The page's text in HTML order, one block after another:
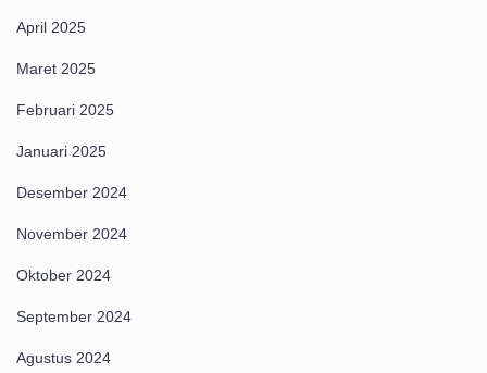
April 2025
Maret 2025
Februari 2025
Januari 2025
Desember 2024
November 2024
Oktober 2024
September 2024
Agustus 2024